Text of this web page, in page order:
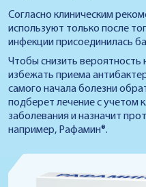
Согласно клиническим
используют только после
инфекции присоединилась
Чтобы снизить вероятность
избежать приема
самого начала болезни
подберет лечение с учетом
заболевания и назначит
например, Рафамин®.